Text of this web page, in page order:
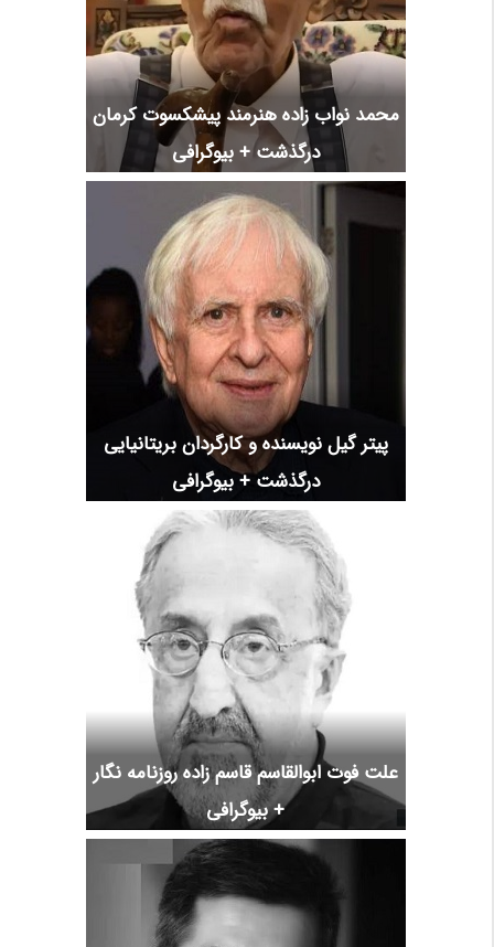
محمد نواب زاده هنرمند پیشکسوت کرمان
درگذشت + بیوگرافی
پیتر گیل نویسنده و کارگردان بریتانیایی
درگذشت + بیوگرافی
علت فوت ابوالقاسم قاسم زاده روزنامه نگار
+ بیوگرافی